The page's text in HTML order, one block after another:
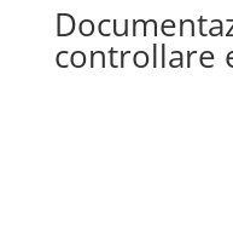
controllare